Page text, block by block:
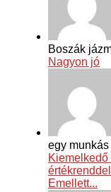
Boszák
Nagyon jó
egy munkás
Kiemelkedő
Emellett...